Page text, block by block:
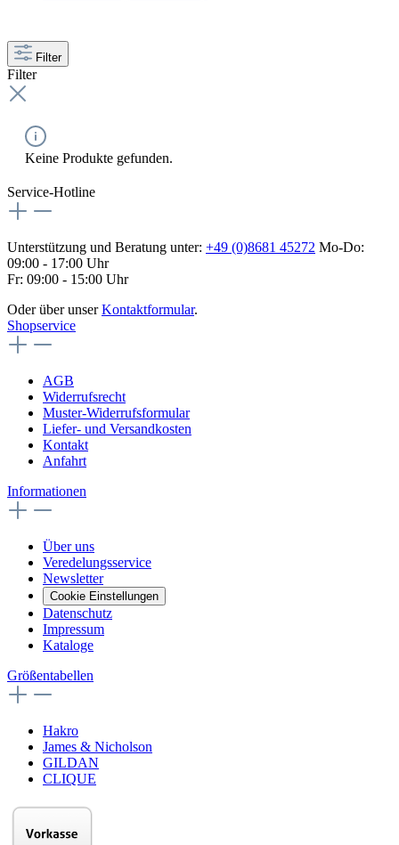
Filter
Filter
Keine Produkte gefunden.
Service-Hotline
Unterstützung und Beratung unter: +49 (0)8681 45272 Mo-Do:
09:00 - 17:00 Uhr
Fr: 09:00 - 15:00 Uhr
Oder über unserKontaktformular.
Shopservice
AGB
Widerrufsrecht
Muster-Widerrufsformular
Liefer- und Versandkosten
Kontakt
Anfahrt
Informationen
Über uns
Veredelungsservice
Newsletter
Cookie Einstellungen
Datenschutz
Impressum
Kataloge
Größentabellen
Hakro
James & Nicholson
GILDAN
CLIQUE